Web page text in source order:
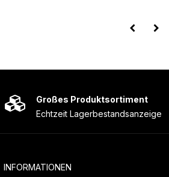
Großes Produktsortiment
Echtzeit Lagerbestandsanzeige
INFORMATIONEN